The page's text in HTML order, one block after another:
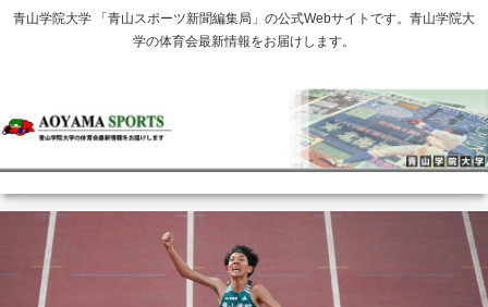
青山学院大学 「青山スポーツ新聞編集局」の公式Webサイトです。青山学院大
学の体育会最新情報をお届けします。